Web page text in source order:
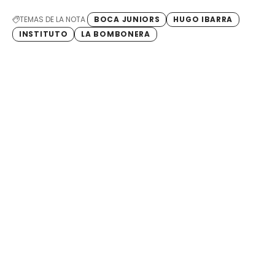
TEMAS DE LA NOTA BOCA JUNIORS
HUGO IBARRA
INSTITUTO
LA BOMBONERA